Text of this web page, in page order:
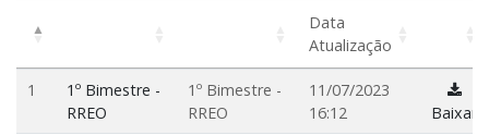
Data
Atualização
1
1º Bimestre -
RREO
1º Bimestre -
RREO
11/07/2023
16:12
Baixar